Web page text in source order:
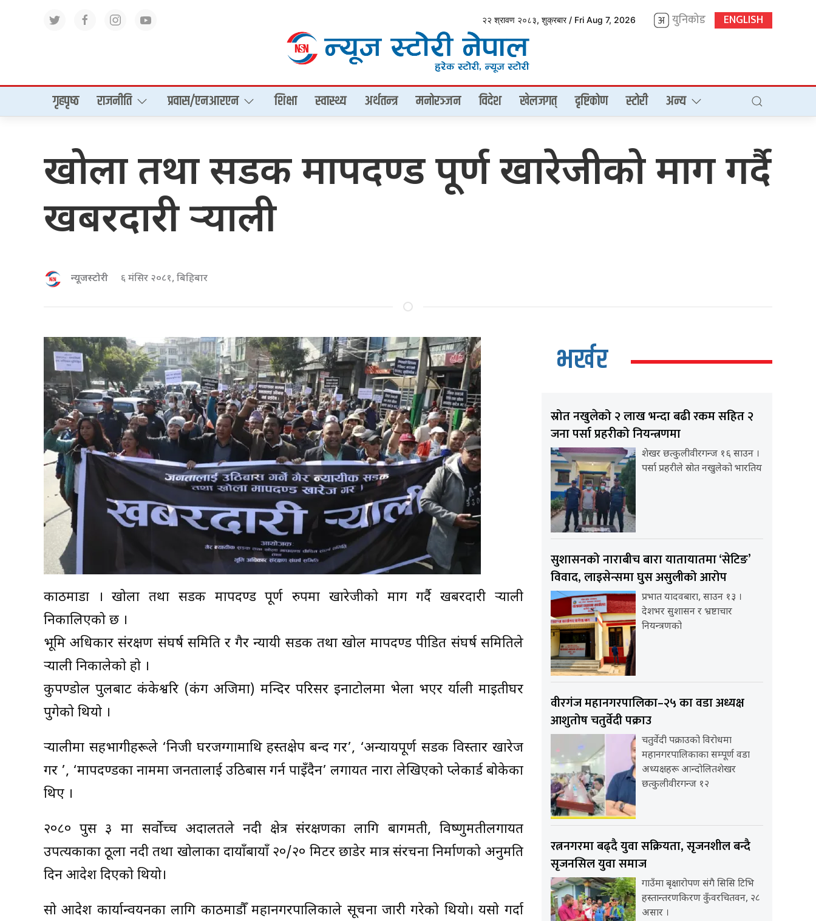
२२ श्रावण २०८३, शुक्रबार / Fri Aug 7, 2026 युनिकोड ENGLISH
गृहपृष्‍ठ राजनीति प्रवास/एनआरएन शिक्षा स्वास्थ्य अर्थतन्त्र मनोरञ्जन विदेश खेलजगत् दृष्टिकोण स्टोरी अन्य
खोला तथा सडक मापदण्ड पूर्ण खारेजीको माग गर्दै
खबरदारी र्‍याली
न्यूजस्टोरी ६ मंसिर २०८१, बिहिबार
काठमाडौं । खोला तथा सडक मापदण्ड पूर्ण रुपमा खारेजीको माग गर्दै खबरदारी र्‍याली
निकालिएको छ ।
भूमि अधिकार संरक्षण संघर्ष समिति र गैर न्यायी सडक तथा खोल मापदण्ड पीडित संघर्ष समितिले
र्‍याली निकालेको हो ।
कुपण्डोल पुलबाट कंकेश्वरि (कंग अजिमा) मन्दिर परिसर इनाटोलमा भेला भएर र्याली माइतीघर
पुगेको थियो ।
र्‍यालीमा सहभागीहरूले ‘निजी घरजग्गामाथि हस्तक्षेप बन्द गर’, ‘अन्यायपूर्ण सडक विस्तार खारेज
गर ’, ‘मापदण्डका नाममा जनतालाई उठिबास गर्न पाइँदैन’ लगायत नारा लेखिएको प्लेकार्ड बोकेका
थिए ।
२०८० पुस ३ मा सर्वोच्च अदालतले नदी क्षेत्र संरक्षणका लागि बागमती, विष्णुमतीलगायत
उपत्यकाका ठूला नदी तथा खोलाका दायाँबायाँ २०/२० मिटर छाडेर मात्र संरचना निर्माणको अनुमति
दिन आदेश दिएको थियो।
सो आदेश कार्यान्वयनका लागि काठमाडौँ महानगरपालिकाले सूचना जारी गरेको थियो। यसो गर्दा
भर्खर
स्रोत नखुलेको २ लाख भन्दा बढी रकम सहित २
जना पर्सा प्रहरीको नियन्त्रणमा
शेखर छत्कुलीवीरगन्ज १६ साउन ।
पर्सा प्रहरीले स्रोत नखुलेको भारतिय
सुशासनको नाराबीच बारा यातायातमा ‘सेटिङ’
विवाद, लाइसेन्समा घुस असुलीको आरोप
प्रभात यादवबारा, साउन १३ ।
देशभर सुशासन र भ्रष्टाचार
नियन्त्रणको
वीरगंज महानगरपालिका–२५ का वडा अध्यक्ष
आशुतोष चतुर्वेदी पक्राउ
चतुर्वेदी पक्राउको विरोधमा
महानगरपालिकाका सम्पूर्ण वडा
अध्यक्षहरू आन्दोलितशेखर
छत्कुलीवीरगन्ज १२
रत्ननगरमा बढ्दै युवा सक्रियता, सृजनशील बन्दै
सृजनसिल युवा समाज
गाउँमा बृक्षारोपण संगै सिसि टिभि
हस्तान्तरणकिरण कुँवरचितवन, २८
असार ।